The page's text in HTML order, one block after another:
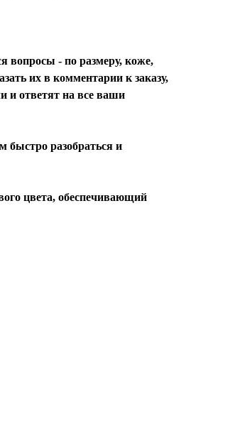
вопросы - по размеру, коже,
их в комментарии к заказу,
и ответят на все ваши
разобраться и
цвета, обеспечивающий